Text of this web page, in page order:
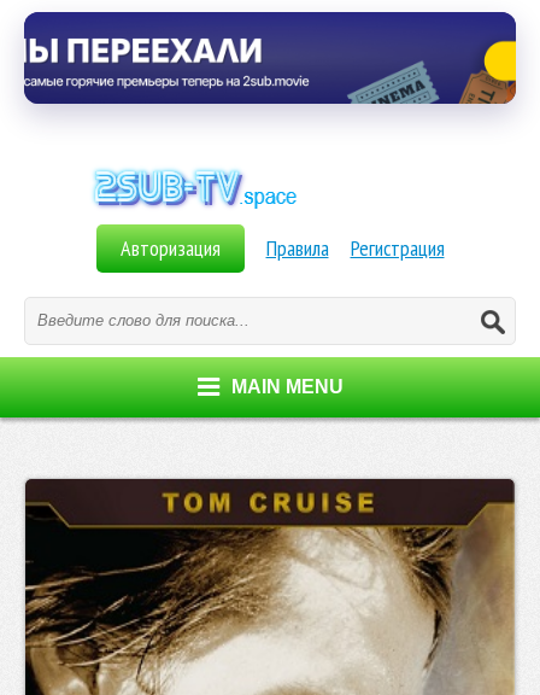
Авторизация Правила Регистрация
MAIN MENU